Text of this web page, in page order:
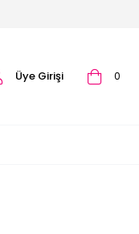
0
Üye Girişi